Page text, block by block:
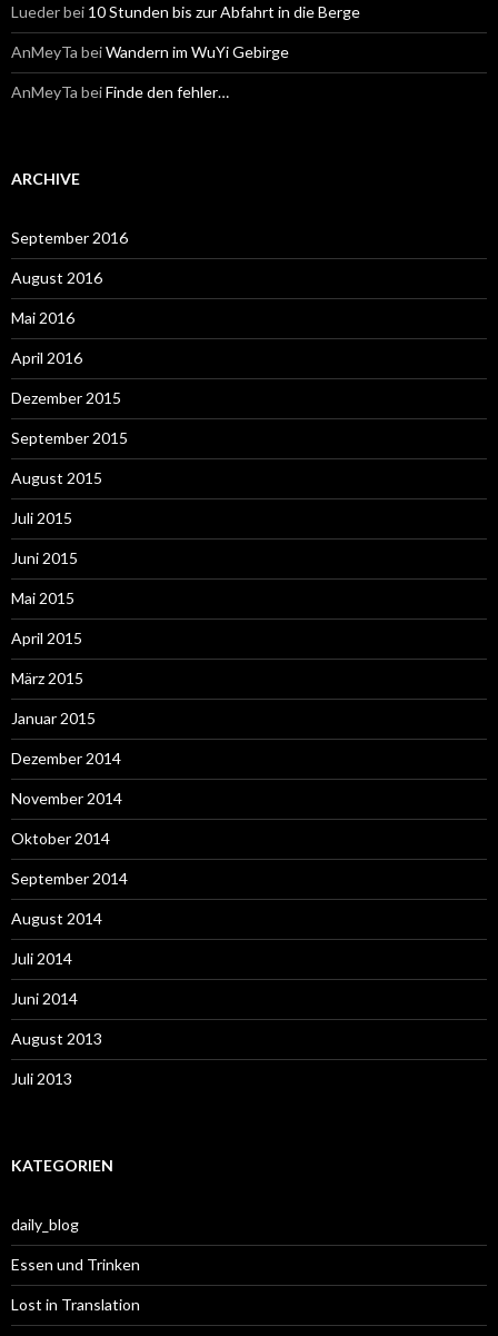
Luederbei 10 Stunden bis zur Abfahrt in die Berge
AnMeyTa beiWandern im WuYi Gebirge
AnMeyTa beiFinde den fehler…
ARCHIVE
September 2016
August 2016
Mai 2016
April 2016
Dezember 2015
September 2015
August 2015
Juli 2015
Juni 2015
Mai 2015
April 2015
März 2015
Januar 2015
Dezember 2014
November 2014
Oktober 2014
September 2014
August 2014
Juli 2014
Juni 2014
August 2013
Juli 2013
KATEGORIEN
daily_blog
Essen und Trinken
Lost in Translation